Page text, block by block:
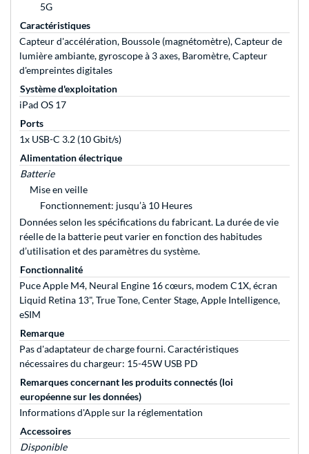
5G
Caractéristiques
Capteur d'accélération, Boussole (magnétomètre), Capteur de
lumière ambiante, gyroscope à 3 axes, Baromètre, Capteur
d'empreintes digitales
Système d'exploitation
iPad OS 17
Ports
1x USB-C 3.2 (10 Gbit/s)
Alimentation électrique
Batterie
Mise en veille
Fonctionnement: jusqu’à 10 Heures
Données selon les spécifications du fabricant. La durée de vie
réelle de la batterie peut varier en fonction des habitudes
d’utilisation et des paramètres du système.
Fonctionnalité
Puce Apple M4, Neural Engine 16 cœurs, modem C1X, écran
Liquid Retina 13", True Tone, Center Stage, Apple Intelligence,
eSIM
Remarque
Pas d'adaptateur de charge fourni. Caractéristiques
nécessaires du chargeur: 15-45W USB PD
Remarques concernant les produits connectés (loi
européenne sur les données)
Informations d'Apple sur la réglementation
Accessoires
Disponible